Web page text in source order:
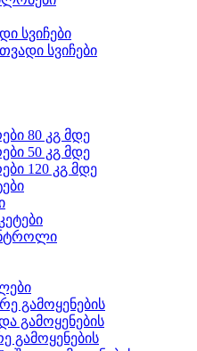
სვიჩები
სვიჩები
80 კგ მდე
50 კგ მდე
120 კგ მდე
გამოყენების
გამოყენების
გამოყენების